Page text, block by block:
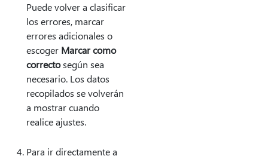
Puede volver a clasificar
los errores, marcar
errores adicionales o
escoger Marcar como
correctosegún sea
necesario. Los datos
recopilados se volverán
a mostrar cuando
realice ajustes.
Para ir directamente a